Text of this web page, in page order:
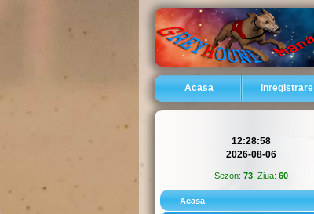
Acasa Inregistrare
12:28:59
2026-08-06
Sezon: 73, Ziua: 60
Acasa